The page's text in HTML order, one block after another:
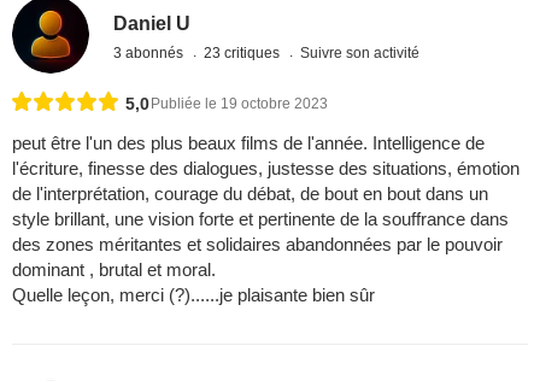
Daniel U
3 abonnés 23 critiques Suivre son activité
5,0Publiée le 19 octobre 2023
peut être l'un des plus beaux films de l'année. Intelligence de
l'écriture, finesse des dialogues, justesse des situations, émotion
de l'interprétation, courage du débat, de bout en bout dans un
style brillant, une vision forte et pertinente de la souffrance dans
des zones méritantes et solidaires abandonnées par le pouvoir
dominant , brutal et moral.
Quelle leçon, merci (?)......je plaisante bien sûr